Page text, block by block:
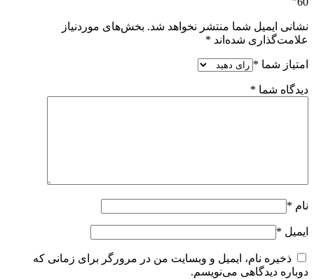
نشانی ایمیل شما منتشر نخواهد شد. بخش‌های موردنیاز
علامت‌گذاری شده‌اند *
امتیاز شما *
دیدگاه شما *
نام *
ایمیل *
ذخیره نام، ایمیل و وبسایت من در مرورگر برای زمانی که
دوباره دیدگاهی می‌نویسم.